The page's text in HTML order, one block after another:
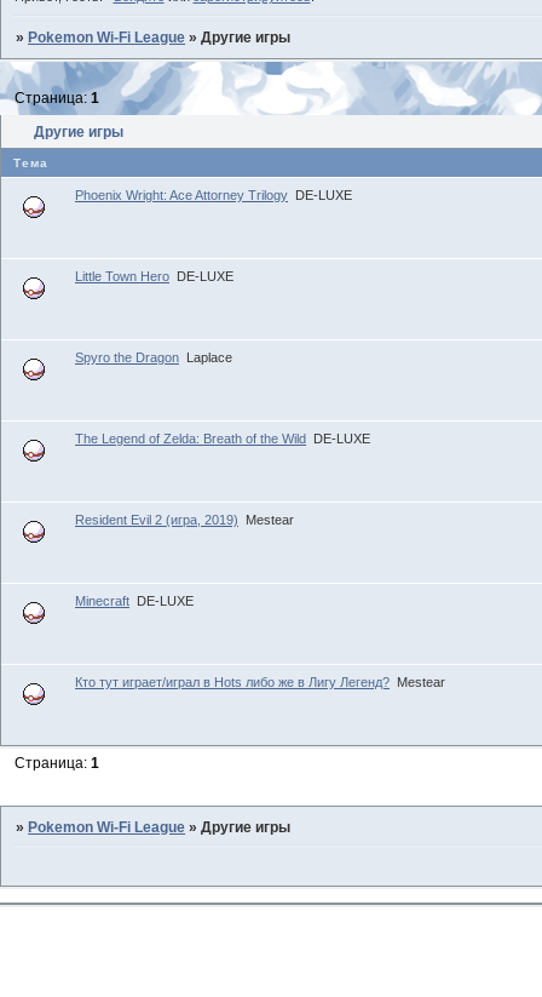
» Pokemon Wi-Fi League »Другие игры
Другие игры
Страница:1
Тема
Phoenix Wright: Ace Attorney Trilogy DE-LUXE
Little Town Hero DE-LUXE
Spyro the Dragon Laplace
The Legend of Zelda: Breath of the Wild DE-LUXE
Resident Evil 2 (игра, 2019) Mestear
Minecraft DE-LUXE
Кто тут играет/играл в Hots либо же в Лигу Легенд? Mestear
Страница:1
»Pokemon Wi-Fi League »Другие игры